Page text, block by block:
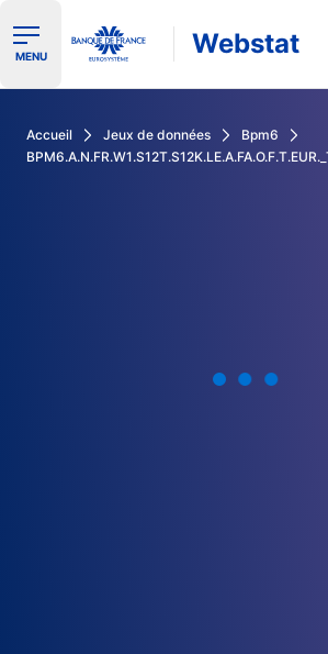
Ouvrir le menu de navigation
MENU Webstat
Accueil Jeux de données
Bpm6